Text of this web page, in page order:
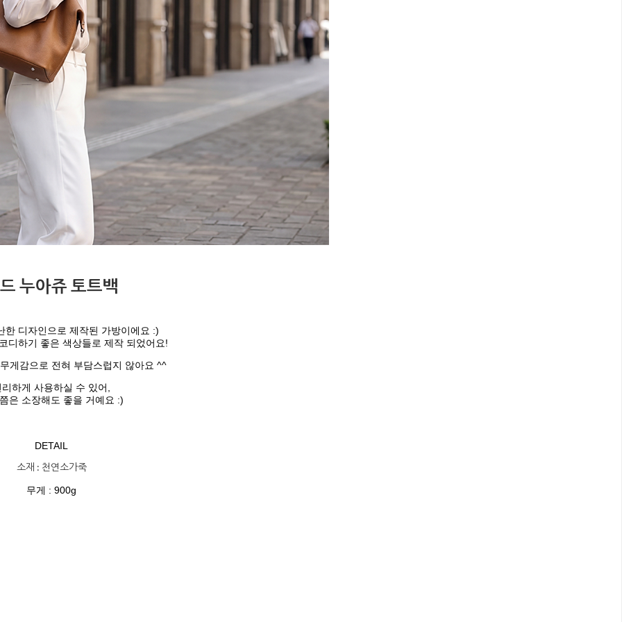
누아쥬 토트백
한 디자인으로 제작된 가방이에요 :)
디하기 좋은 색상들로 제작 되었어요!
게감으로 전혀 부담스럽지 않아요 ^^
리하게 사용하실 수 있어,
은 소장해도 좋을 거예요 :)
DETAIL
소재 : 천연소가죽
무게 : 900g